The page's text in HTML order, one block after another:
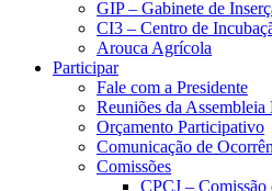
GIP – Gabinete de
CI3 – Centro de
Arouca Agrícola
Participar
Fale com a Presidente
Reuniões da
Orçamento Participativo
Comunicação de
Comissões
CPCJ – Comissão